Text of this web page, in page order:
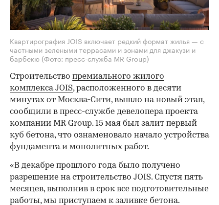
Квартирография JOIS включает редкий формат жилья — с
частными зелеными террасами и зонами для джакузи и
барбекю (Фото: пресс-служба MR Group)
Строительство премиального жилого
комплекса JOIS, расположенного в десяти
минутах от Москва-Сити, вышло на новый этап,
сообщили в пресс-службе девелопера проекта
компании MR Group. 15 мая был залит первый
куб бетона, что ознаменовало начало устройства
фундамента и монолитных работ.
«В декабре прошлого года было получено
разрешение на строительство JOIS. Спустя пять
месяцев, выполнив в срок все подготовительные
работы, мы приступаем к заливке бетона.